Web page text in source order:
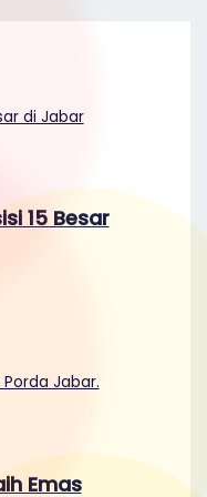
15 Besar
Emas